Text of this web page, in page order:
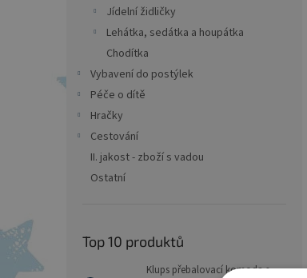
Jídelní židličky
Lehátka, sedátka a houpátka
Chodítka
Vybavení do postýlek
Péče o dítě
Hračky
Cestování
II. jakost - zboží s vadou
Ostatní
Top 10 produktů
Klups přebalovací komoda s